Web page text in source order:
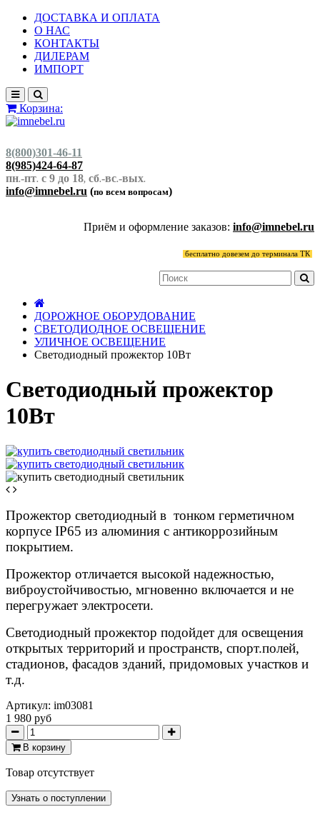
ДОСТАВКА И ОПЛАТА
О НАС
КОНТАКТЫ
ДИЛЕРАМ
ИМПОРТ
Корзина:
8(800)301-46-11
8(985)424-64-87
пн.-пт. с 9 до 18, сб.-вс.-вых.
info@imnebel.ru (по всем вопросам)
Приём и оформление заказов: info@imnebel.ru
бесплатно довезем до терминала ТК
ДОРОЖНОЕ ОБОРУДОВАНИЕ
СВЕТОДИОДНОЕ ОСВЕЩЕНИЕ
УЛИЧНОЕ ОСВЕЩЕНИЕ
Светодиодный прожектор 10Вт
Светодиодный прожектор
10Вт
Прожектор светодиодный в тонком герметичном
корпусе IP65 из алюминия с антикоррозийным
покрытием.
Прожектор отличается высокой надежностью,
виброустойчивостью, мгновенно включается и не
перегружает электросети.
Светодиодный прожектор подойдет для освещения
открытых территорий и пространств, спорт.полей,
стадионов, фасадов зданий, придомовых участков и
т.д.
Артикул: im03081
1 980 руб
В корзину
Товар отсутствует
Узнать о поступлении